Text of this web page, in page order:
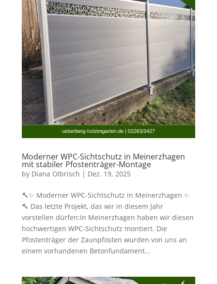
Moderner WPC-Sichtschutz in Meinerzhagen
mit stabiler Pfostenträger-Montage
by Diana Olbrisch | Dez. 19, 2025
🔨✨ Moderner WPC-Sichtschutz in Meinerzhagen ✨
🔨 Das letzte Projekt, das wir in diesem Jahr
vorstellen dürfen:In Meinerzhagen haben wir diesen
hochwertigen WPC-Sichtschutz montiert. Die
Pfostenträger der Zaunpfosten wurden von uns an
einem vorhandenen Betonfundament...